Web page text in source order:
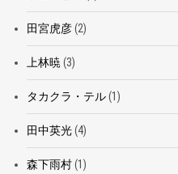
田宮虎彦(2)
上林暁(3)
タカクラ・テル(1)
田中英光(4)
森下雨村(1)